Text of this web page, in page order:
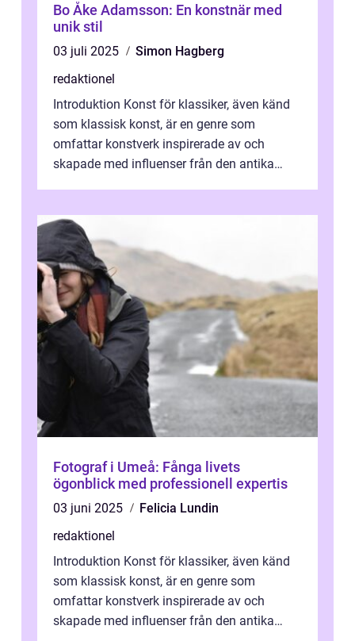
Bo Åke Adamsson: En konstnär med
unik stil
03 juli 2025
Simon Hagberg
redaktionel
Introduktion Konst för klassiker, även känd
som klassisk konst, är en genre som
omfattar konstverk inspirerade av och
skapade med influenser från den antika
Fotograf i Umeå: Fånga livets
ögonblick med professionell expertis
03 juni 2025
Felicia Lundin
redaktionel
Introduktion Konst för klassiker, även känd
som klassisk konst, är en genre som
omfattar konstverk inspirerade av och
skapade med influenser från den antika